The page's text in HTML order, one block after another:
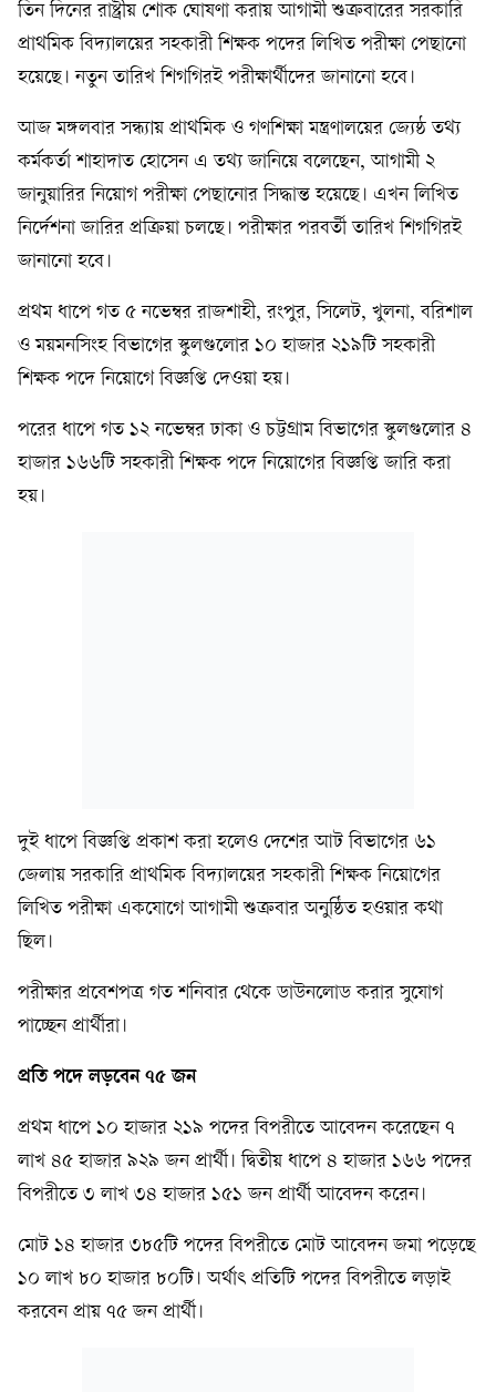
তিন দিনের রাষ্ট্রীয় শোক ঘোষণা করায় আগামী শুক্রবারের সরকারি
প্রাথমিক বিদ্যালয়ের সহকারী শিক্ষক পদের লিখিত পরীক্ষা পেছানো
হয়েছে। নতুন তারিখ শিগগিরই পরীক্ষার্থীদের জানানো হবে।
আজ মঙ্গলবার সন্ধ্যায় প্রাথমিক ও গণশিক্ষা মন্ত্রণালয়ের জ্যেষ্ঠ তথ্য
কর্মকর্তা শাহাদাত হোসেন এ তথ্য জানিয়ে বলেছেন, আগামী ২
জানুয়ারির নিয়োগ পরীক্ষা পেছানোর সিদ্ধান্ত হয়েছে। এখন লিখিত
নির্দেশনা জারির প্রক্রিয়া চলছে। পরীক্ষার পরবর্তী তারিখ শিগগিরই
জানানো হবে।
প্রথম ধাপে গত ৫ নভেম্বর রাজশাহী, রংপুর, সিলেট, খুলনা, বরিশাল
ও ময়মনসিংহ বিভাগের স্কুলগুলোর ১০ হাজার ২১৯টি সহকারী
শিক্ষক পদে নিয়োগে বিজ্ঞপ্তি দেওয়া হয়।
পরের ধাপে গত ১২ নভেম্বর ঢাকা ও চট্টগ্রাম বিভাগের স্কুলগুলোর ৪
হাজার ১৬৬টি সহকারী শিক্ষক পদে নিয়োগের বিজ্ঞপ্তি জারি করা
হয়।
দুই ধাপে বিজ্ঞপ্তি প্রকাশ করা হলেও দেশের আট বিভাগের ৬১
জেলায় সরকারি প্রাথমিক বিদ্যালয়ের সহকারী শিক্ষক নিয়োগের
লিখিত পরীক্ষা একযোগে আগামী শুক্রবার অনুষ্ঠিত হওয়ার কথা
ছিল।
পরীক্ষার প্রবেশপত্র গত শনিবার থেকে ডাউনলোড করার সুযোগ
পাচ্ছেন প্রার্থীরা।
প্রতি পদে লড়বেন ৭৫ জন
প্রথম ধাপে ১০ হাজার ২১৯ পদের বিপরীতে আবেদন করেছেন ৭
লাখ ৪৫ হাজার ৯২৯ জন প্রার্থী। দ্বিতীয় ধাপে ৪ হাজার ১৬৬ পদের
বিপরীতে ৩ লাখ ৩৪ হাজার ১৫১ জন প্রার্থী আবেদন করেন।
মোট ১৪ হাজার ৩৮৫টি পদের বিপরীতে মোট আবেদন জমা পড়েছে
১০ লাখ ৮০ হাজার ৮০টি। অর্থাৎ প্রতিটি পদের বিপরীতে লড়াই
করবেন প্রায় ৭৫ জন প্রার্থী।